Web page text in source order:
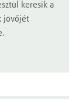
keresik a
jövőjét